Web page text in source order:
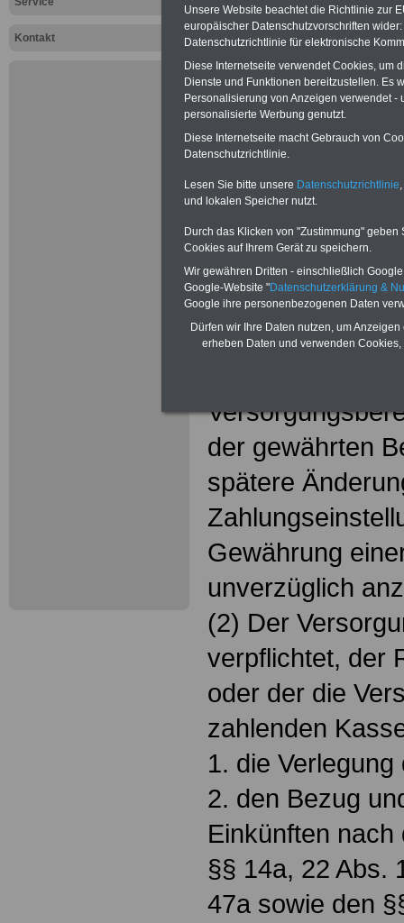
Kontakt
Zurück zur
des
(BeamtVG)
§ 62
§ 62
(1) Die
die
Stelle
die
der gewährten
spätere
Gewährung
unverzüglich
(2) Der
verpflichtet, der
oder der die
zahlenden
1. die
2. den Bezug
Einkünften nach
§§ 14a, 22 Abs.
47a sowie den
Unsere Website beachtet die Richtlinie zur
europäischer Datenschutzvorschriften
Datenschutzrichtlinie für elektronische
Diese Internetseite verwendet Cookies, um
Dienste und Funktionen bereitzustellen. Es
Personalisierung von Anzeigen verwendet
personalisierte Werbung genutzt.
Diese Internetseite macht Gebrauch von
Datenschutzrichtlinie.
Lesen Sie bitte unsere Datenschutzrichtlinie
und lokalen Speicher nutzt.
Durch das Klicken von "Zustimmung"
Cookies auf Ihrem Gerät zu speichern.
Wir gewähren Dritten - einschließlich
Google-Website "Datenschutzerklärung &
Google ihre personenbezogenen Daten
Dürfen wir Ihre Daten nutzen, um
erheben Daten und verwenden